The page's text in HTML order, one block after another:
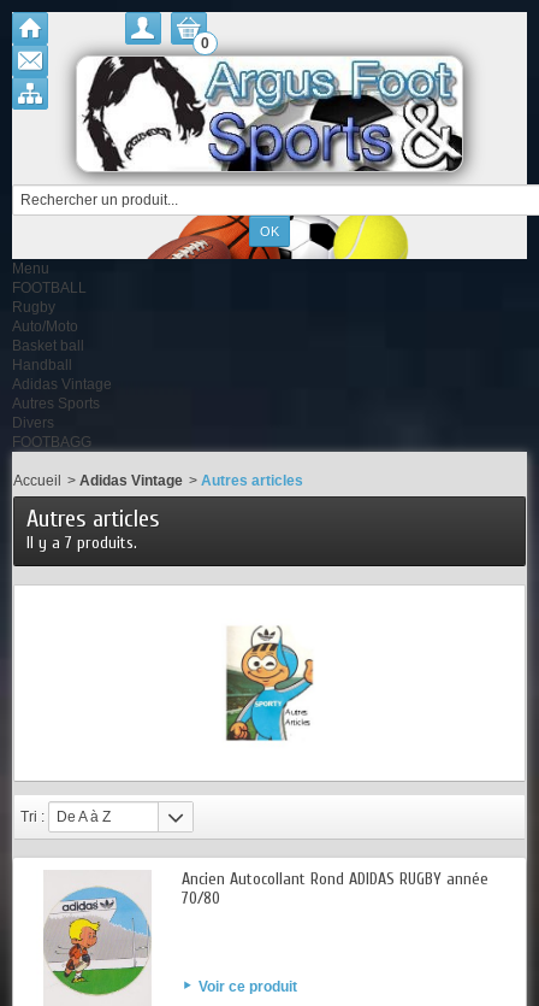
0
Menu
FOOTBALL
Rugby
Auto/Moto
Basket ball
Handball
Adidas Vintage
Autres Sports
Divers
FOOTBAGG
Accueil > Adidas Vintage > Autres articles
Autres articles
Il y a 7 produits.
Tri : De A à Z
Ancien Autocollant Rond ADIDAS RUGBY année
70/80
Voir ce produit